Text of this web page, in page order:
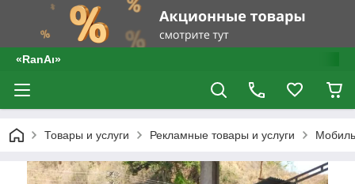
«RanAı»
Товары и услуги Рекламные товары и услуги